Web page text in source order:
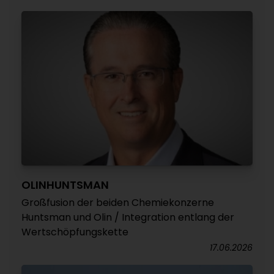
OLINHUNTSMAN
Großfusion der beiden Chemiekonzerne
Huntsman und Olin / Integration entlang der
Wertschöpfungskette
17.06.2026